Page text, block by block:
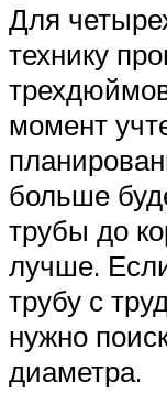
Для
технику
момент
больше
трубы до
лучше.
трубу с
нужно
диаметра.